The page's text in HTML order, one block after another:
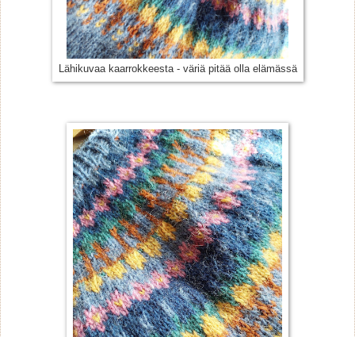
Lähikuvaa kaarrokkeesta - väriä pitää olla elämässä